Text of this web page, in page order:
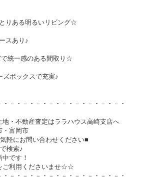
りある明るいリビング☆
スあり♪
統一感のある間取り☆
ボックスで充実♪
－・－・－・－・－・－・－・－・－・
・不動産査定はララハウス高崎支店へ
・富岡市
軽にお問い合わせください■
検索♪
です！
利用くださいませ☆☆
－・－・－・－・－・－・－・－・－・